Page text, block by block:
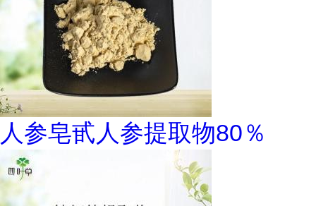
人参皂甙人参提取物80％